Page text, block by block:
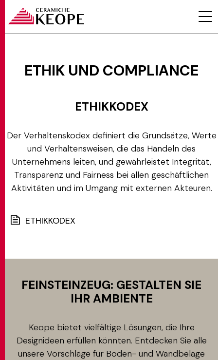
MAGAZINE
SUCHEN
RESERVIERTER BEREICH
ETHIK UND COMPLIANCE
ETHIKKODEX
Der Verhaltenskodex definiert die Grundsätze, Werte
und Verhaltensweisen, die das Handeln des
Unternehmens leiten, und gewährleistet Integrität,
Transparenz und Fairness bei allen geschäftlichen
Aktivitäten und im Umgang mit externen Akteuren.
ETHIKKODEX
FEINSTEINZEUG: GESTALTEN SIE
IHR AMBIENTE
Keope bietet vielfältige Lösungen, die Ihre
Designideen erfüllen könnten. Entdecken Sie alle
unsere Vorschläge für Boden- und Wandbeläge